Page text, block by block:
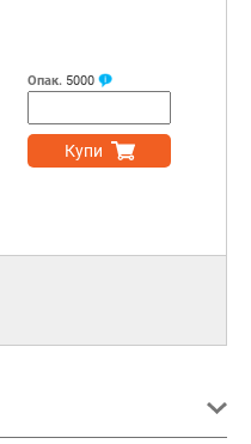
Опак. 5000
Купи